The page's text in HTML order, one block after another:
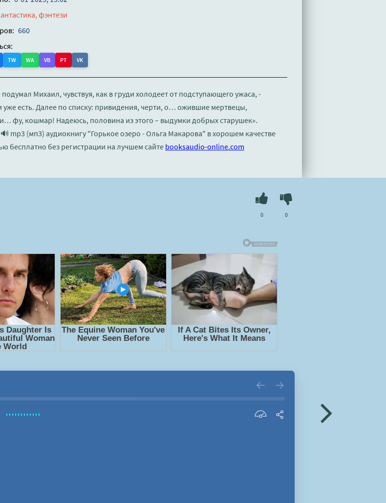
фэнтези
660
TW WA VB PT VK
подумал Михаил, чувствуя, как в груди холодеет от подступающего ужаса, -
уже есть. Далее по списку: привидения, черти, о… ожившие мертвецы,
фу, кошмар! Надеюсь, половина из этого – выдумки добрых старушек».
mp3 (мп3) аудиокнигу "Горькое озеро - Ольга Макарова" в хорошем качестве
бесплатно без регистрации на лучшем сайте booksaudio-online.com
0 0